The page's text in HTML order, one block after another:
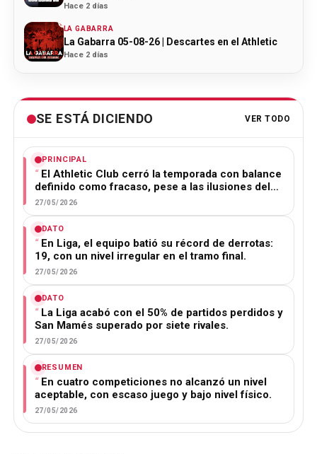
Hace 2 días
LA GABARRA
La Gabarra 05-08-26 | Descartes en el Athletic
Hace 2 días
SE ESTÁ DICIENDO VER TODO
PRINCIPAL
El Athletic Club cerró la temporada con balance
definido como fracaso, pese a las ilusiones del…
27/05/2026
DATO
En Liga, el equipo batió su récord de derrotas:
19, con un nivel irregular en el tramo final.
27/05/2026
DATO
La Liga acabó con el 50% de partidos perdidos y
San Mamés superado por siete rivales.
27/05/2026
RESUMEN
En cuatro competiciones no alcanzó un nivel
aceptable, con escaso juego y bajo nivel físico.
27/05/2026